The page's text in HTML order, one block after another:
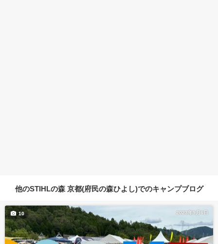
他のSTIHLの森 京都(府民の森ひよし)でのキャンプブログ
2023年9月6日
10